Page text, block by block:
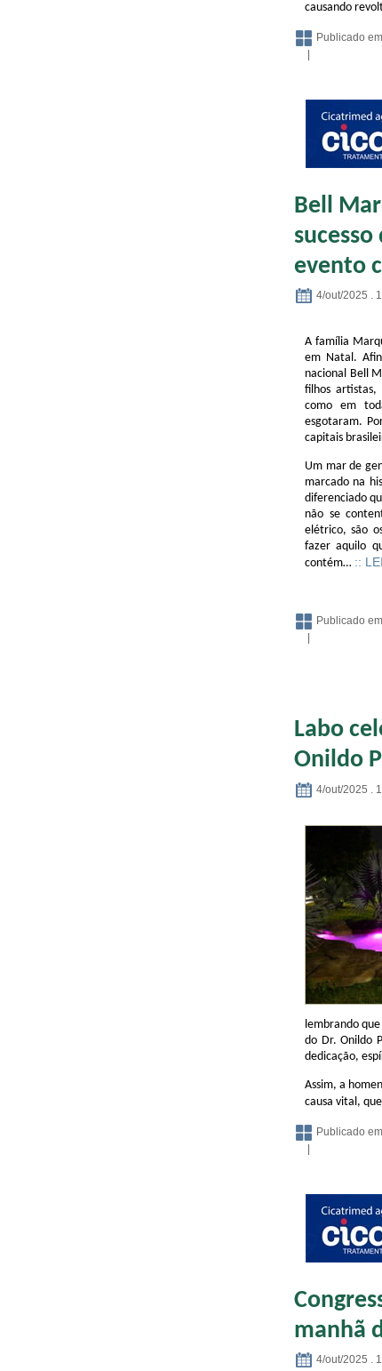
causando
Publicado em
|
Bell
evento
4/out/2025 .
A família
em Natal.
nacional Bell
filhos artistas,
como em
esgotaram.
capitais
Um mar de
marcado na
diferenciado
não se
elétrico, são
fazer aquilo
contém… ::
Publicado em
Labo
Onildo
4/out/2025 .
lembrando
do Dr. Onildo
dedicação,
Assim, a
causa vital,
Publicado em
|
manhã
4/out/2025 .